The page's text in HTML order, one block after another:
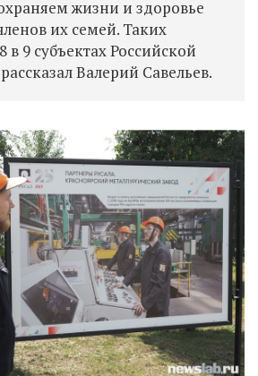
жизни и здоровье
их семей. Таких
в 9 субъектах Российской
Валерий Савельев.